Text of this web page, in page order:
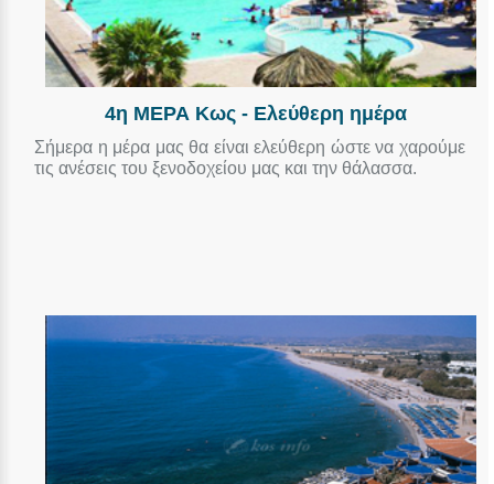
4η ΜΕΡΑ Κως - Ελεύθερη ημέρα
Σήμερα η μέρα μας θα είναι ελεύθερη ώστε να χαρούμε
τις ανέσεις του ξενοδοχείου μας και την θάλασσα.